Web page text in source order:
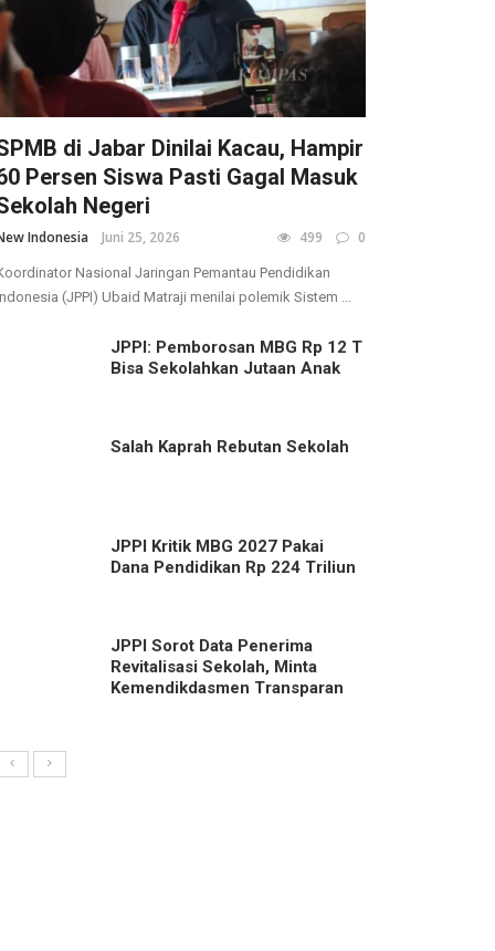
di Jabar Dinilai Kacau, Hampir
Persen Siswa Pasti Gagal Masuk
Negeri
Indonesia Juni 25, 2026 499 0
Nasional Jaringan Pemantau Pendidikan
(JPPI) Ubaid Matraji menilai polemik Sistem ...
JPPI: Pemborosan MBG Rp 12 T
Bisa Sekolahkan Jutaan Anak
Salah Kaprah Rebutan Sekolah
JPPI Kritik MBG 2027 Pakai
Dana Pendidikan Rp 224 Triliun
JPPI Sorot Data Penerima
Revitalisasi Sekolah, Minta
Kemendikdasmen Transparan